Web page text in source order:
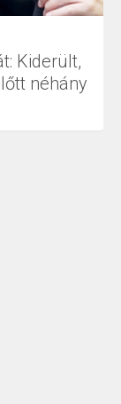
Kiderült,
néhány